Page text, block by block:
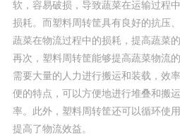
软，容易破损，导致蔬菜在运输过程
损耗。而塑料周转筐具有良好的抗压
蔬菜在物流过程中的损耗，提高蔬菜的
再次，塑料周转筐能够提高蔬菜物流
需要大量的人力进行搬运和装载，效
便的特点，可以方便地进行堆叠和搬
率。此外，塑料周转筐还可以循环使
提高了物流效益。